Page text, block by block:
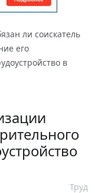
ли соискатель
его
в
Труд